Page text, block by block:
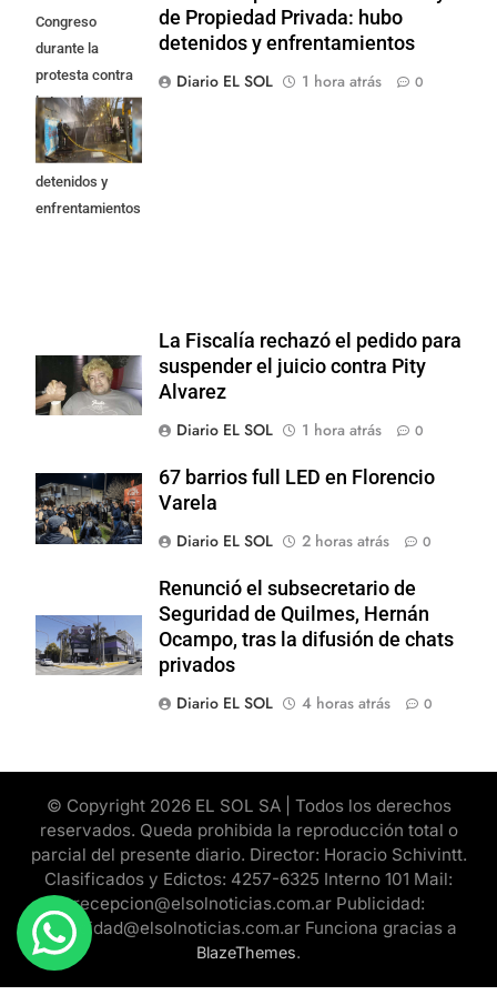
Congreso
durante la
protesta contra
la Ley de
Propiedad
Privada: hubo
detenidos y
enfrentamientos
de Propiedad Privada: hubo
detenidos y enfrentamientos
Diario EL SOL
1 hora atrás 0
La Fiscalía rechazó el pedido para
suspender el juicio contra Pity
Alvarez
Diario EL SOL
1 hora atrás 0
67 barrios full LED en Florencio
Varela
Diario EL SOL
2 horas atrás 0
Renunció el subsecretario de
Seguridad de Quilmes, Hernán
Ocampo, tras la difusión de chats
privados
Diario EL SOL
4 horas atrás 0
© Copyright 2026 EL SOL SA | Todos los derechos
reservados. Queda prohibida la reproducción total o
parcial del presente diario. Director: Horacio Schivintt.
Clasificados y Edictos: 4257-6325 Interno 101 Mail:
recepcion@elsolnoticias.com.ar Publicidad:
publicidad@elsolnoticias.com.ar Funciona gracias a
BlazeThemes.